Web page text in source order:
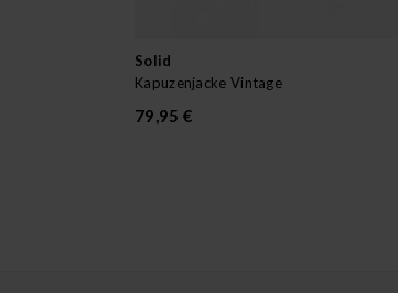
Solid
Kapuzenjacke Vintage
79,95 €